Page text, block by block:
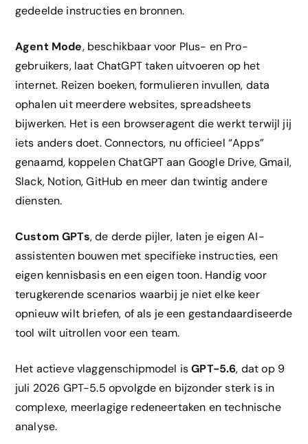
gedeelde instructies en bronnen.
Agent Mode, beschikbaar voor Plus- en Pro-
gebruikers, laat ChatGPT taken uitvoeren op het
internet. Reizen boeken, formulieren invullen, data
ophalen uit meerdere websites, spreadsheets
bijwerken. Het is een browseragent die werkt terwijl jij
iets anders doet. Connectors, nu officieel “Apps”
genaamd, koppelen ChatGPT aan Google Drive, Gmail,
Slack, Notion, GitHub en meer dan twintig andere
diensten.
Custom GPTs, de derde pijler, laten je eigen AI-
assistenten bouwen met specifieke instructies, een
eigen kennisbasis en een eigen toon. Handig voor
terugkerende scenarios waarbij je niet elke keer
opnieuw wilt briefen, of als je een gestandaardiseerde
tool wilt uitrollen voor een team.
Het actieve vlaggenschipmodel isGPT-5.6, dat op 9
juli 2026 GPT-5.5 opvolgde en bijzonder sterk is in
complexe, meerlagige redeneertaken en technische
analyse.